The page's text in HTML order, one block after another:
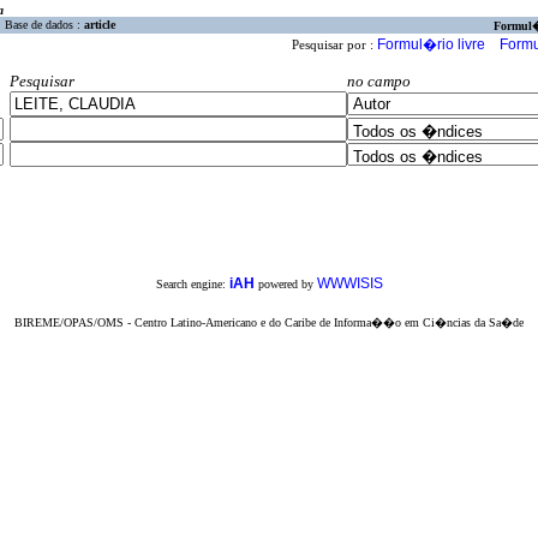
Base de dados : article
Pesquisar por : Formul�rio livre
Pesquisar
no campo
Search engine: iAH powered by WWWISIS
BIREME/OPAS/OMS - Centro Latino-Americano e do Caribe de Informa��o em Ci�ncias da Sa�de